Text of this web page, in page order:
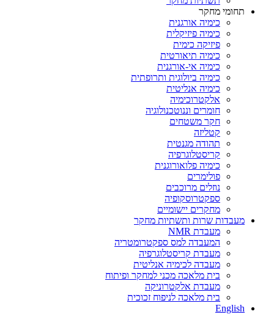
תחומי מחקר
כימיה אורגנית
כימיה פיזיקלית
פיזיקה כימית
כימיה תיאורטית
כימיה אי-אורגנית
כימיה ביולוגית ותרופתית
כימיה אנליטית
אלקטרוכימיה
חומרים וננוטכנולוגיה
חקר משטחים
קטליזה
תהודה מגנטית
קריסטלוגרפיה
כימיה פלואורוגנית
פולימרים
נוזלים מרוכבים
ספקטרוסקופיה
מחקרים יישומיים
מעבדות שרות ותשתיות מחקר
מעבדת NMR
המעבדה למס ספקטרומטריה
מעבדת קריסטלוגרפיה
מעבדה לכימיה אנליטית
בית מלאכה מכני למחקר ופיתוח
מעבדת אלקטרוניקה
בית מלאכה לניפוח זכוכית
English